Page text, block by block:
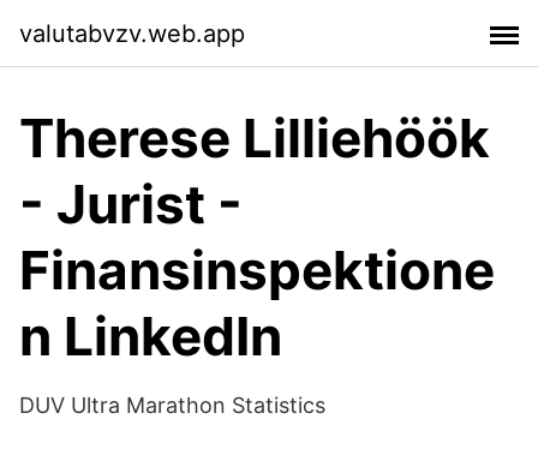
valutabvzv.web.app
Therese Lilliehöök
- Jurist -
Finansinspektione
n LinkedIn
DUV Ultra Marathon Statistics